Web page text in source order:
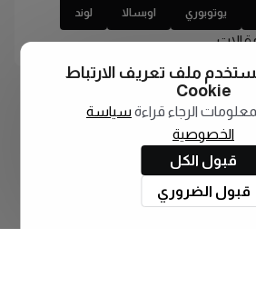
يوتوبوري اوبسالا لوند
ملف تعريف الارتباط
Cookie
الرجاء قراءة سياسة
الخصوصية
قبول الكل
قبول الضروري